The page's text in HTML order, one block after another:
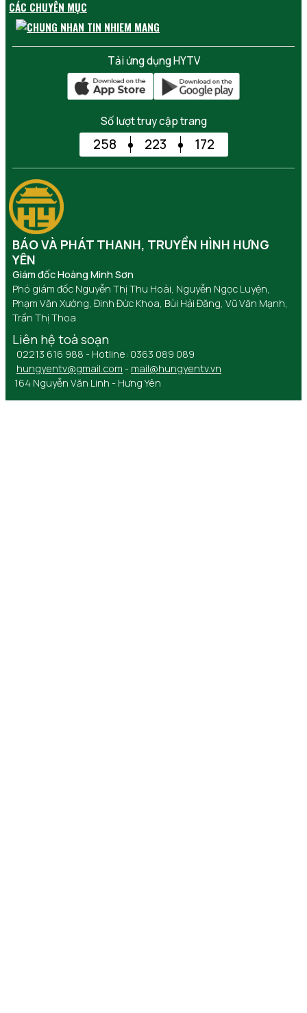
CÁC CHUYÊN MỤC
Tải ứng dụng HYTV
Số lượt truy cập trang
258 223 172
BÁO VÀ PHÁT THANH, TRUYỀN HÌNH HƯNG
YÊN
Giám đốc Hoàng Minh Sơn
Phó giám đốc Nguyễn Thị Thu Hoài, Nguyễn Ngọc Luyện,
Phạm Văn Xướng, Đinh Đức Khoa, Bùi Hải Đăng, Vũ Văn Mạnh,
Trần Thị Thoa
Liên hệ toà soạn
02213 616 988 - Hotline: 0363 089 089
hungyentv@gmail.com - mail@hungyentv.vn
164 Nguyễn Văn Linh - Hưng Yên